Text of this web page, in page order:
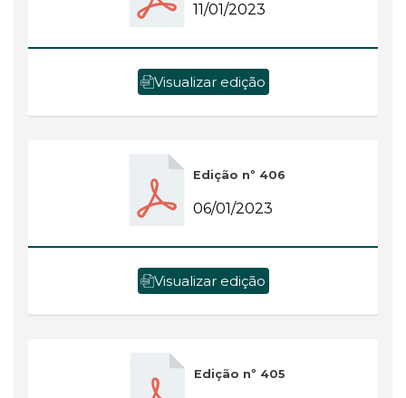
11/01/2023
Visualizar edição
Edição nº 406
06/01/2023
Visualizar edição
Edição nº 405